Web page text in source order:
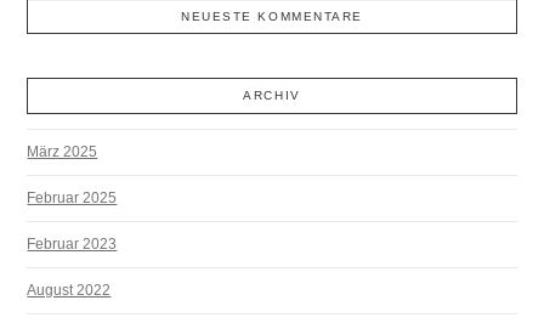
NEUESTE KOMMENTARE
ARCHIV
März 2025
Februar 2025
Februar 2023
August 2022